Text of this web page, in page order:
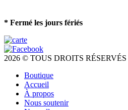
* Fermé les jours fériés
2026 © TOUS DROITS RÉSERVÉS
Boutique
Accueil
À propos
Nous soutenir